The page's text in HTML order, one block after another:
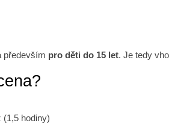
především pro děti do 15 let. Je tedy
(1,5 hodiny)